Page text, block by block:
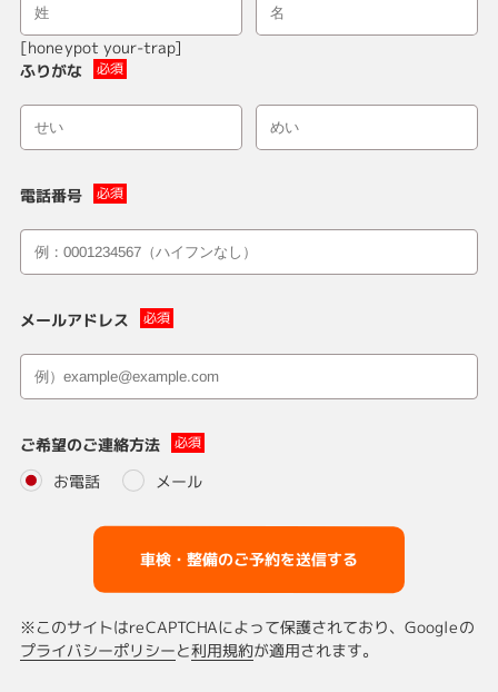
[honeypot your-trap]
ふりがな
電話番号
メールアドレス
ご希望のご連絡方法
お電話 メール
※このサイトはreCAPTCHAによって保護されており、 Googleの
プライバシーポリシーと利用規約が適用されます。